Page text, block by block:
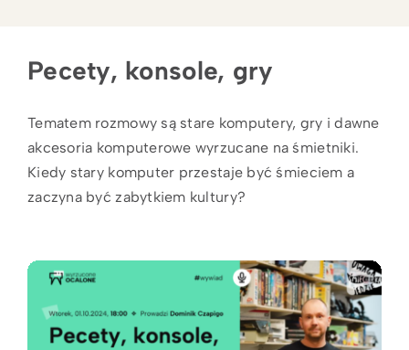
Pecety, konsole, gry
Tematem rozmowy są stare komputery, gry i dawne
akcesoria komputerowe wyrzucane na śmietniki.
Kiedy stary komputer przestaje być śmieciem a
zaczyna być zabytkiem kultury?